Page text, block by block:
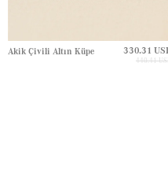
Akik Çivili Altın Küpe 330.31
440.41